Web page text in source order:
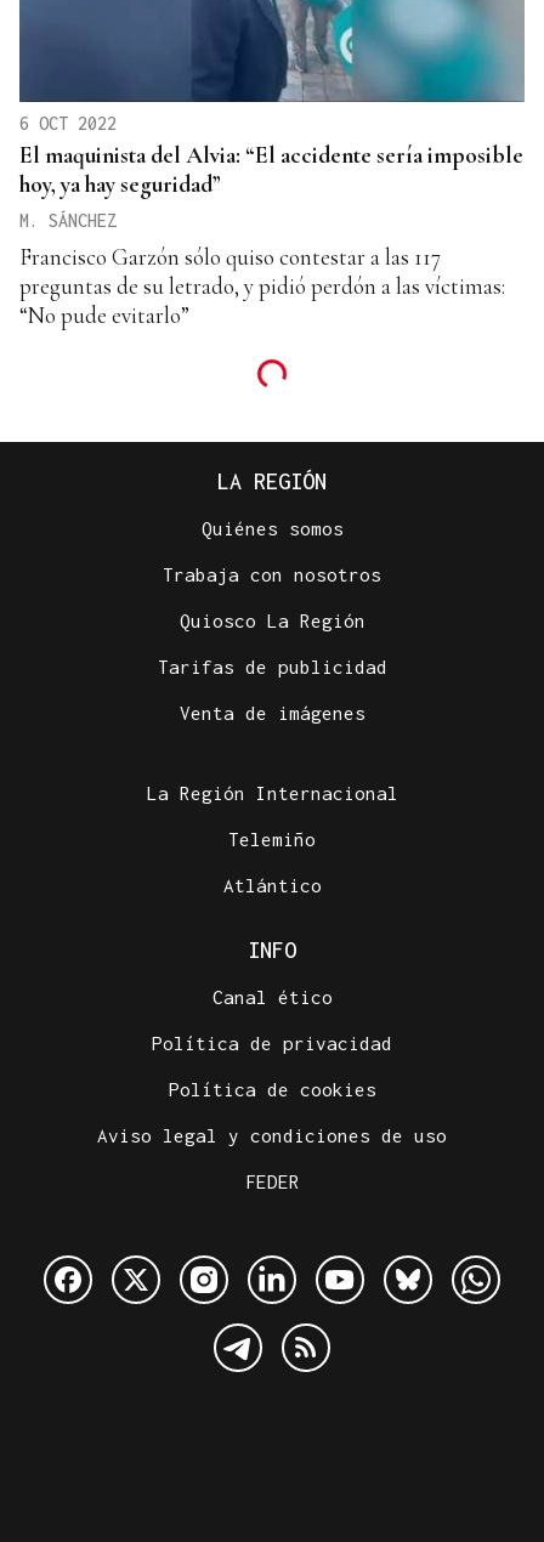
6 OCT 2022
El maquinista del Alvia: “El accidente sería imposible
hoy, ya hay seguridad”
M. SÁNCHEZ
Francisco Garzón sólo quiso contestar a las 117
preguntas de su letrado, y pidió perdón a las víctimas:
“No pude evitarlo”
LA REGIÓN
Quiénes somos
Trabaja con nosotros
Quiosco La Región
Tarifas de publicidad
Venta de imágenes
La Región Internacional
Telemiño
Atlántico
INFO
Canal ético
Política de privacidad
Política de cookies
Aviso legal y condiciones de uso
FEDER